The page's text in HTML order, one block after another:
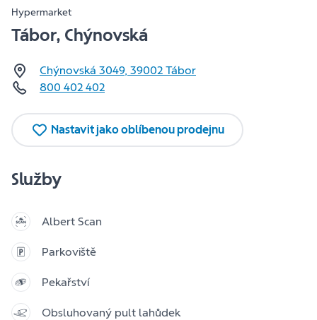
Nastavit jako oblíbenou prodejnu
Hypermarket
Tábor, Chýnovská
Chýnovská 3049, 39002 Tábor
800 402 402
Služby
Albert Scan
Parkoviště
Pekařství
Obsluhovaný pult lahůdek